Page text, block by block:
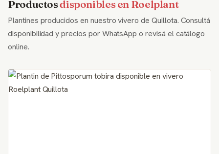
Productosdisponibles en Roelplant
Plantines producidos en nuestro vivero de Quillota. Consultá
disponibilidad y precios por WhatsApp o revisá el catálogo
online.